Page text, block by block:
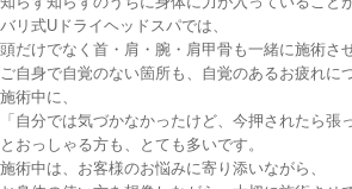
バリ式Uドライヘッドスパでは、
頭だけでなく首・肩・腕・肩甲骨も一緒に施術さ
ご自身で自覚のない箇所も、自覚のあるお疲れに
施術中に、
「自分では気づかなかったけど、今押されたら張
とおっしゃる方も、とても多いです。
施術中は、お客様のお悩みに寄り添いながら、